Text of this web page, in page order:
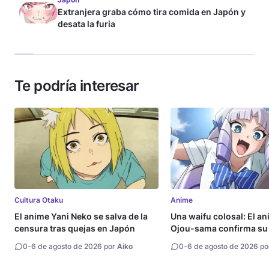
Extranjera graba cómo tira comida en Japón y
desata la furia
Te podría interesar
Cultura Otaku
El anime Yani Neko se salva de la
censura tras quejas en Japón
0-6 de agosto de 2026 por Aiko
Anime
Una waifu colosal: El
Ojou-sama confirma su
0-6 de agosto de 2026